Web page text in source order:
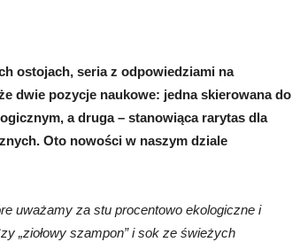
ostojach, seria z odpowiedziami na
dwie pozycje naukowe: jedna skierowana do
a druga – stanowiąca rarytas dla
Oto nowości w naszym dziale
uważamy za stu procentowo ekologiczne i
„ziołowy szampon” i sok ze świeżych